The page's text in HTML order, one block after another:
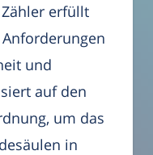
erfüllt
und
auf den
um das
in